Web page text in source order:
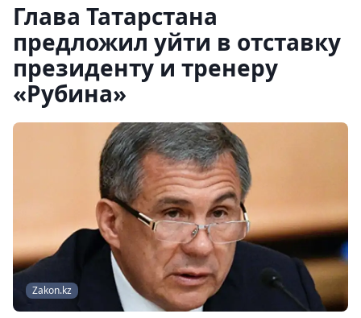
Глава Татарстана
предложил уйти в отставку
президенту и тренеру
«Рубина»
Zakon.kz